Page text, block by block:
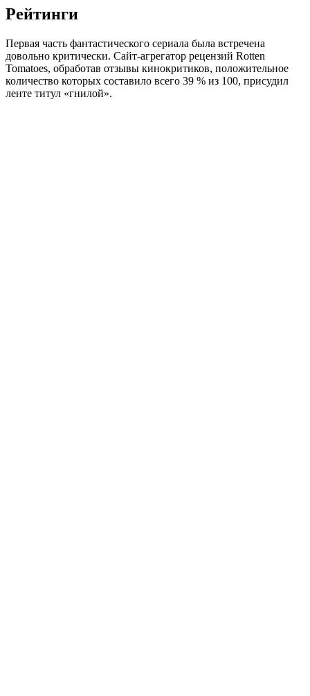
Рейтинги
Первая часть фантастического сериала была встречена
довольно критически. Сайт-агрегатор рецензий Rotten
Tomatoes, обработав отзывы кинокритиков, положительное
количество которых составило всего 39 % из 100, присудил
ленте титул «гнилой».